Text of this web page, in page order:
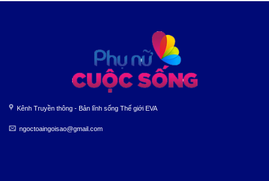
Kênh Truyền thông - Bản lĩnh sống Thế giới EVA
ngoctoaingoisao@gmail.com